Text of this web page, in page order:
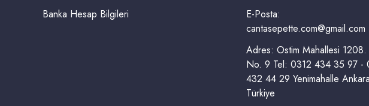
Banka Hesap Bilgileri
E-Posta:
cantasepette.com@gmail.com
Adres: Ostim Mahallesi
No. 9 Tel: 0312 434 35 97 -
432 44 29 Yenimahalle
Türkiye